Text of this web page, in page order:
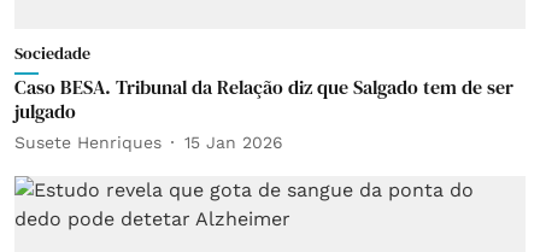
Sociedade
Caso BESA. Tribunal da Relação diz que Salgado tem de ser
julgado
Susete Henriques 15 Jan 2026